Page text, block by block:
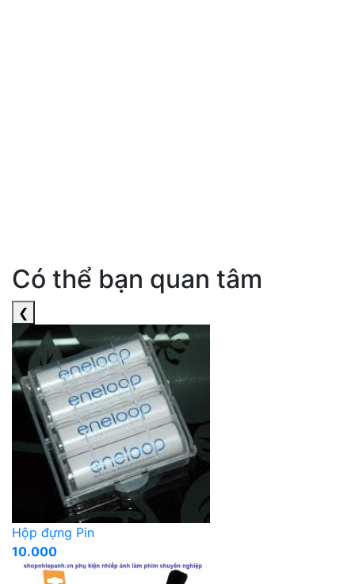
Có thể bạn quan tâm
❮
Hộp đựng Pin
10.000